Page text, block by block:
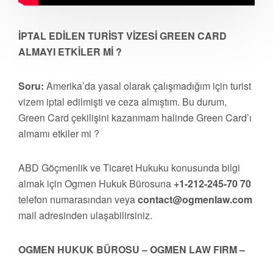
İPTAL EDİLEN TURİST VİZESİ GREEN CARD
ALMAYI ETKİLER Mİ ?
Soru: Amerika’da yasal olarak çalışmadığım için turist
vizem iptal edilmişti ve ceza almıştım. Bu durum,
Green Card çekilişini kazanmam halinde Green Card’ı
almamı etkiler mi ?
ABD Göçmenlik ve Ticaret Hukuku konusunda bilgi
almak için Ogmen Hukuk Bürosuna +1-212-245-70 70
telefon numarasından veyacontact@ogmenlaw.com
mail adresinden ulaşabilirsiniz.
OGMEN HUKUK BÜROSU – OGMEN LAW FIRM –